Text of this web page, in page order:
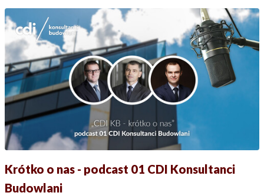
Krótko o nas - podcast 01 CDI Konsultanci
Budowlani